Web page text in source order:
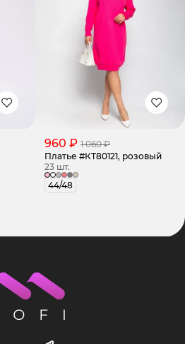
960 ₽ 1 060 ₽
Платье #КТ80121, розовый
23 шт.
44/48